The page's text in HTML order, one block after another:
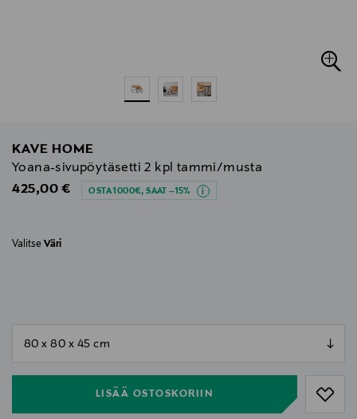
KAVE HOME
Yoana-sivupöytäsetti 2 kpl tammi/musta
Original Price
425,00 € OSTA 1000€, SAAT –15%
Valitse Väri
LISÄÄ OSTOSKORIIN